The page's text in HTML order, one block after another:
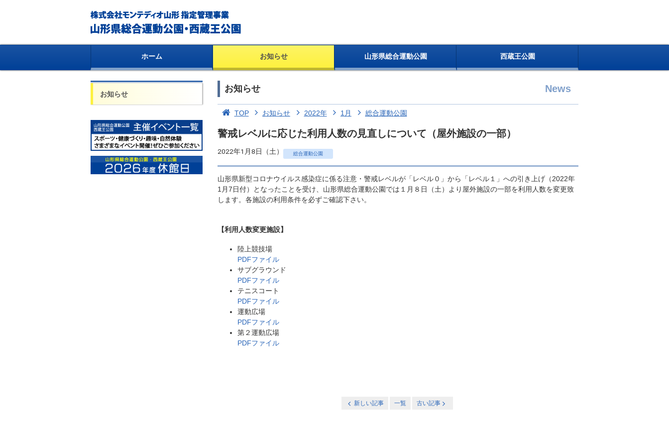
ホーム お知らせ 山形県総合運動公園 西蔵王公園
お知らせ
お知らせ News
TOP お知らせ 2022年 1月 総合運動公園
警戒レベルに応じた利用人数の見直しについて（屋外施設の一部）
2022年1月8日（土） 総合運動公園
山形県新型コロナウイルス感染症に係る注意・警戒レベルが「レベル０」から「レベル１」への引き上げ（2022年
1月7日付）となったことを受け、山形県総合運動公園では１月８日（土）より屋外施設の一部を利用人数を変更致
します。各施設の利用条件を必ずご確認下さい。
【利用人数変更施設】
陸上競技場
PDFファイル
サブグラウンド
PDFファイル
テニスコート
PDFファイル
運動広場
PDFファイル
第２運動広場
PDFファイル
新しい記事 一覧 古い記事